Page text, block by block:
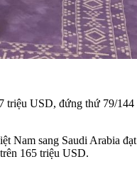
USD, đứng thứ 79/
Nam sang Saudi Arabia
165 triệu USD.